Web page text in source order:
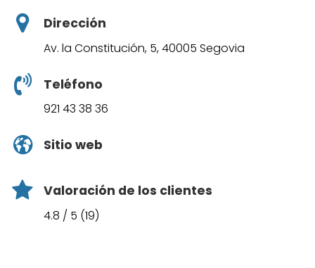
Dirección
Av. la Constitución, 5, 40005 Segovia
Teléfono
921 43 38 36
Sitio web
Valoración de los clientes
4.8 / 5 (19)